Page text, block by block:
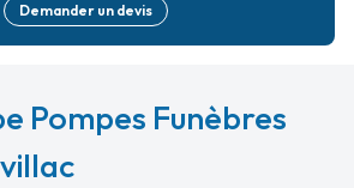
Demander un devis
Pompes Funèbres